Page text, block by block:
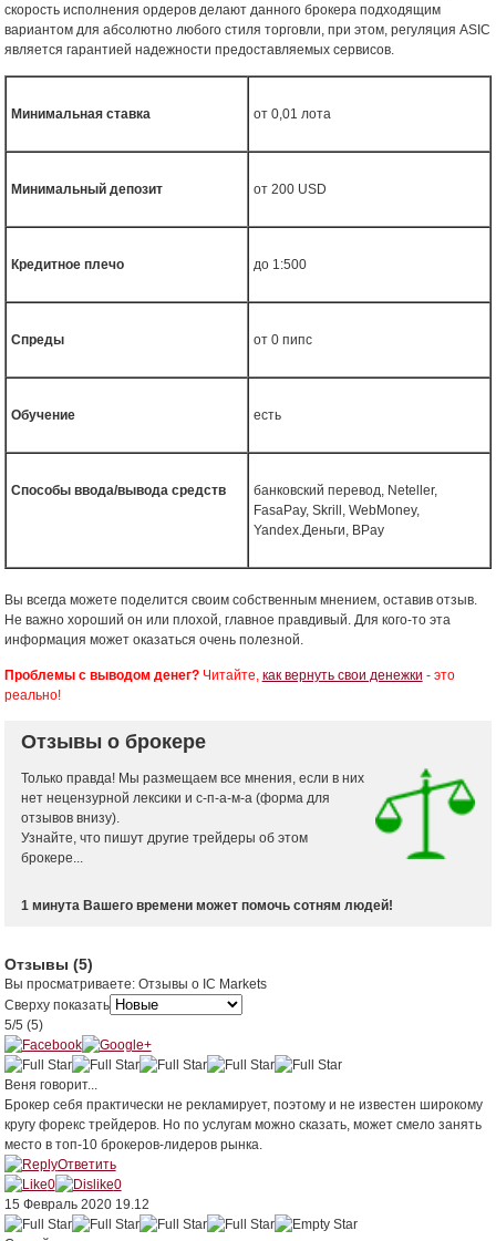
скорость исполнения ордеров делают данного брокера подходящим
вариантом для абсолютно любого стиля торговли, при этом, регуляция ASIC
является гарантией надежности предоставляемых сервисов.
Минимальная ставка от 0,01 лота
Минимальный депозит от 200 USD
Кредитное плечо до 1:500
Спреды от 0 пипс
Обучение есть
Способы ввода/вывода средств
банковский перевод, Neteller,
FasaPay, Skrill, WebMoney,
Yandex.Деньги, BPay
Вы всегда можете поделится своим собственным мнением, оставив отзыв.
Не важно хороший он или плохой, главное правдивый. Для кого-то эта
информация может оказаться очень полезной.
Проблемы с выводом денег?Читайте, как вернуть свои денежки - это
реально!
Отзывы о брокере
Только правда! Мы размещаем все мнения, если в них
нет нецензурной лексики и с-п-а-м-а (форма для
отзывов внизу).
Узнайте, что пишут другие трейдеры об этом
брокере...
1 минута Вашего времени может помочь сотням людей!
Отзывы (5)
Вы просматриваете: Отзывы о IC Markets
Сверху показать
5/5 (5)
Веня говорит...
Брокер себя практически не рекламирует, поэтому и не известен широкому
кругу форекс трейдеров. Но по услугам можно сказать, может смело занять
место в топ-10 брокеров-лидеров рынка.
Ответить
0
0
15 Февраль 2020 19.12